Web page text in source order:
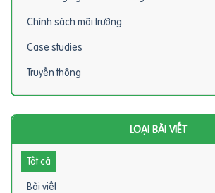
Chính sách môi trường
Case studies
Truyền thông
LOẠI BÀI VIẾT
Tất cả
Bài viết